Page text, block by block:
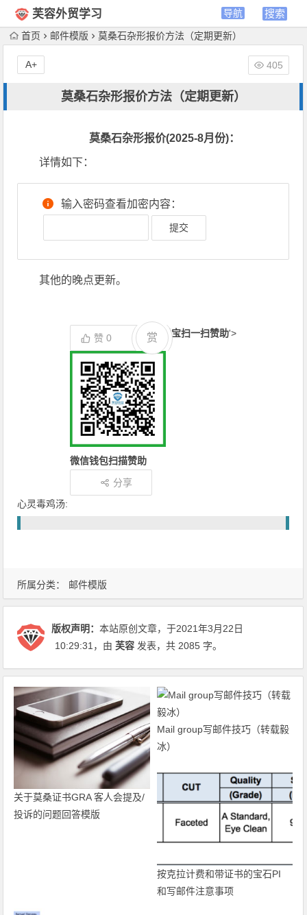
芙容外贸学习
首页 邮件模版 莫桑石杂形报价方法（定期更新）
莫桑石杂形报价方法（定期更新）
405
A+
所属分类： 邮件模版
莫桑石杂形报价(2025-8月份)：
详情如下：
输入密码查看加密内容：
其他的晚点更新。
赞0 支付宝扫一扫赞助
微信钱包扫描赞助
'>
赏
分享
心灵毒鸡汤:
版权声明：本站原创文章，于2021年3月22日
10:29:31 ，由芙容 发表，共 2085 字。
关于莫桑证书GRA 客人会提及/
投诉的问题回答模版
Mail group写邮件技巧（转载毅
冰）
按克拉计费和带证书的宝石PI
和写邮件注意事项